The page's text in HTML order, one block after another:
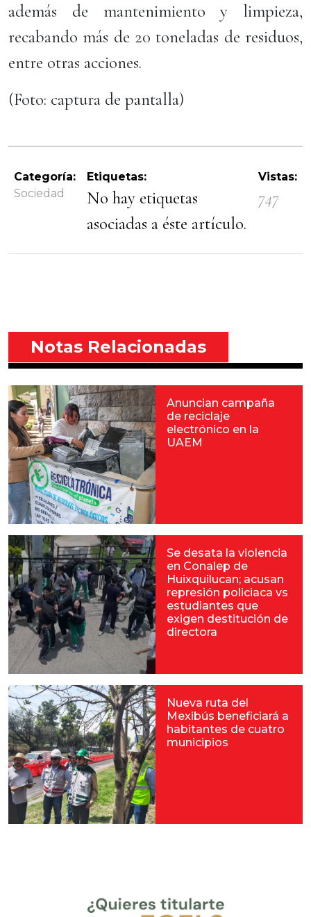
además de mantenimiento y limpieza,
recabando más de 20 toneladas de residuos,
entre otras acciones.
(Foto: captura de pantalla)
Categoría:
Sociedad
Etiquetas:
No hay etiquetas
asociadas a éste artículo.
Vistas:
747
Notas Relacionadas
Anuncian campaña
de reciclaje
electrónico en la
UAEM
Se desata la violencia
en Conalep de
Huixquilucan; acusan
represión policiaca vs
estudiantes que
exigen destitución de
directora
Nueva ruta del
Mexibús beneficiará a
habitantes de cuatro
municipios